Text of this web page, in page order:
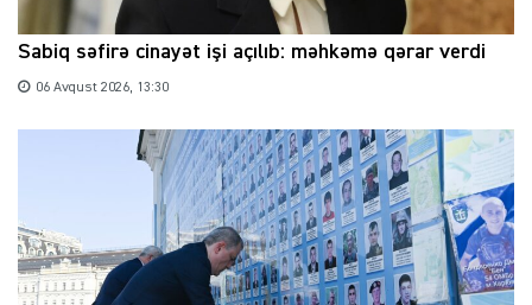
Sabiq səfirə cinayət işi açılıb: məhkəmə qərar verdi
06 Avqust 2026, 13:30